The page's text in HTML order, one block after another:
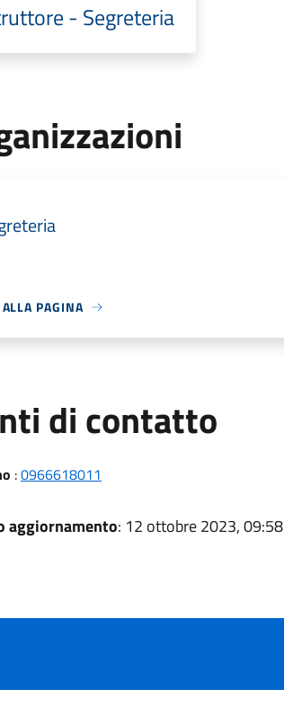
- Segreteria
PAGINA
di contatto
:0966618011
aggiornamento: 12 ottobre 2023, 09:58